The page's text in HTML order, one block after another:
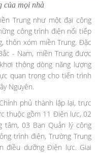
của mọi nhà
Trung như một đại công
công trình điện nối tiếp
thôn xóm miền Trung. Đặc
- Nam, miền Trung được
thông dòng năng lượng
quan trọng cho tiến trình
Nguyên.
phủ thành lập lại, trực
thuộc gồm 11 Điện lực, 02
tâm, 03 Ban Quản lý công
trình điện, Trường Trung
điều dưỡng Điện lực. Giai